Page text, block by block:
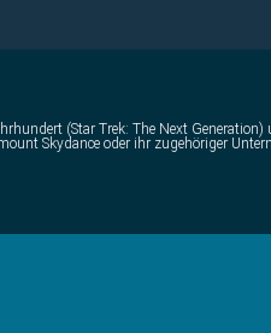
(Star Trek: The Next
Skydance oder ihr zugehöriger